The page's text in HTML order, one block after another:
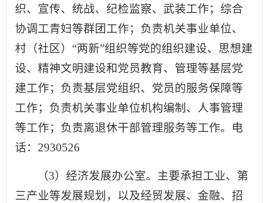
织、宣传、统战、纪检监察、武装工作；综合
协调工青妇等群团工作；负责机关事业单位、
村（社区）“两新”组织等党的组织建设、思想建
设、精神文明建设和党员教育、管理等基层党
建工作；负责基层党组织、党员的服务保障等
工作；负责机关事业单位机构编制、人事管理
等工作；负责离退休干部管理服务等工作。电
话：2930526
（3）经济发展办公室。主要承担工业、第
三产业等发展规划，以及经贸发展、金融、招